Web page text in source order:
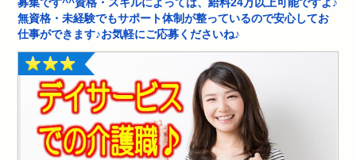
募集です^^資格・スキルによっては、給料24万以上可能ですよ♪
無資格・未経験でもサポート体制が整っているので安心してお
仕事ができます♪お気軽にご応募くださいね♪